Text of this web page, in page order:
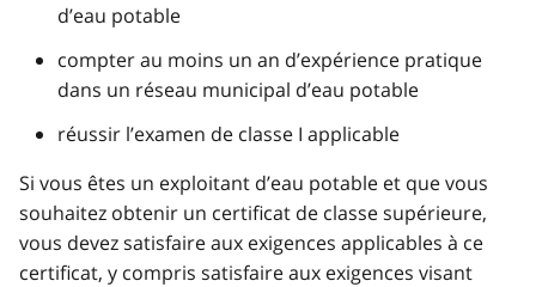
d’eau potable
compter au moins un an d’expérience pratique
dans un réseau municipal d’eau potable
réussir l’examen de classe I applicable
Si vous êtes un exploitant d’eau potable et que vous
souhaitez obtenir un certificat de classe supérieure,
vous devez satisfaire aux exigences applicables à ce
certificat, y compris satisfaire aux exigences visant